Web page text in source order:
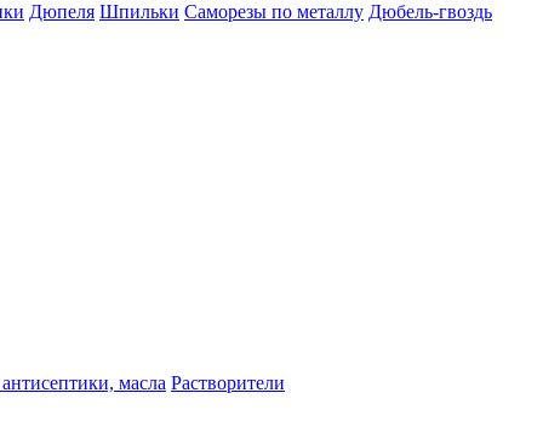
Дюпеля Шпильки Саморезы по металлу Дюбель-гвоздь
масла Растворители